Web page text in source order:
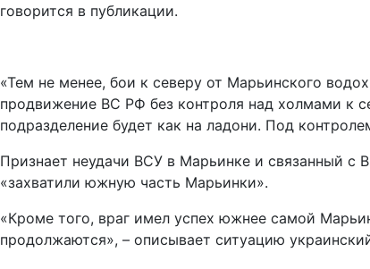
говорится в публикации.
«Тем не менее, бои к северу от Марьинского
продвижение ВС РФ без контроля над холмами к
подразделение будет как на ладони. Под
Признает неудачи ВСУ в Марьинке и связанный с
«захватили южную часть Марьинки».
«Кроме того, враг имел успех южнее самой
продолжаются», – описывает ситуацию